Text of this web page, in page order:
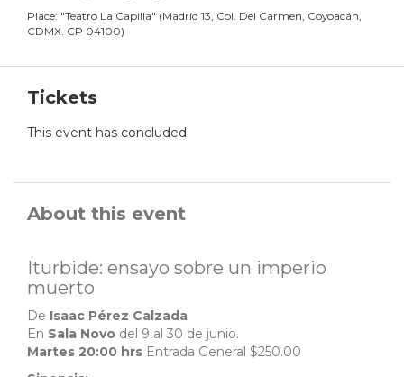
Place: "Teatro La Capilla" (Madrid 13, Col. Del Carmen, Coyoacán,
CDMX. CP 04100)
Tickets
This event has concluded
About this event
Iturbide: ensayo sobre un imperio
muerto
De Isaac Pérez Calzada
En Sala Novo del 9 al 30 de junio.
Martes 20:00 hrs Entrada General $250.00